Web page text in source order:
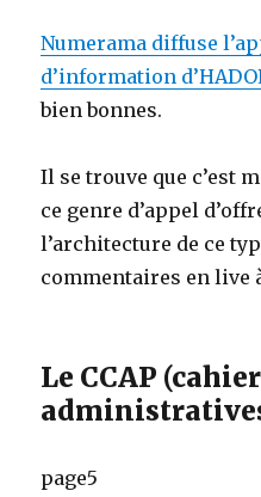
Numerama diffuse
d’information
bien bonnes.
Il se trouve que c’est
ce genre d’appel
l’architecture de ce
commentaires en live
Le CCAP
page5